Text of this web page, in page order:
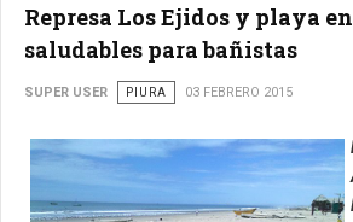
Represa Los Ejidos y playa
saludables para bañistas
SUPER USER PIURA 03 FEBRERO 2015